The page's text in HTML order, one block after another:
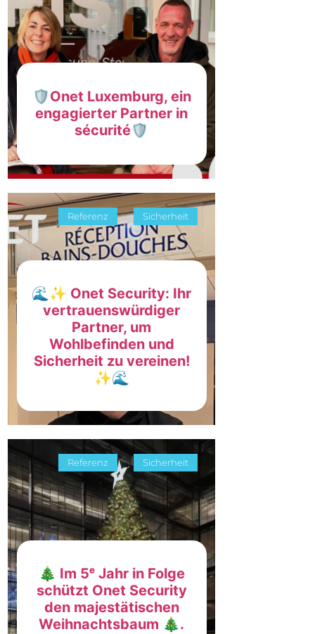
🛡️Onet Luxemburg, ein
engagierter Partner in
sécurité🛡️
Referenz Sicherheit
🌊✨ Onet Security: Ihr
vertrauenswürdiger
Partner, um
Wohlbefinden und
Sicherheit zu vereinen!
✨🌊
Referenz Sicherheit
🎄 Im 5ᵉ Jahr in Folge
schützt Onet Security
den majestätischen
Weihnachtsbaum 🎄.